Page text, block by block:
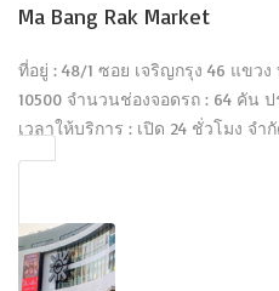
Ma Bang Rak Market
ที่อยู่ : 48/1 ซอย เจริญกรุง 46 แขว
10500 จำนวนช่องจอดรถ : 64 คัน
เวลาให้บริการ : เปิด 24 ชั่วโมง จ
: …